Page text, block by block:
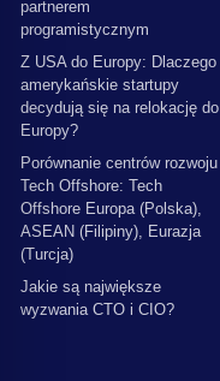
partnerem
programistycznym
Z USA do Europy: Dlaczego
amerykańskie startupy
decydują się na relokację do
Europy?
Porównanie centrów rozwoju
Tech Offshore: Tech
Offshore Europa (Polska),
ASEAN (Filipiny), Eurazja
(Turcja)
Jakie są największe
wyzwania CTO i CIO?